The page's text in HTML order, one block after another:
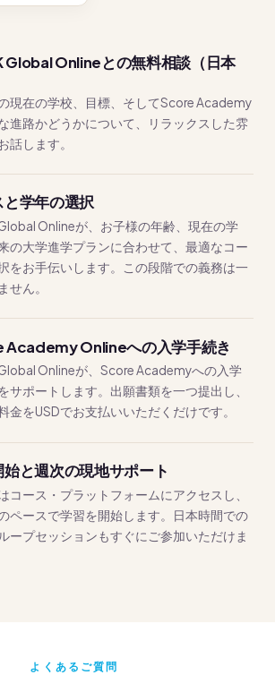
Global Onlineとの無料相談（日本
現在の学校、目標、そしてScore Academy
進路かどうかについて、リラックスした雰
話します。
と学年の選択
Onlineが、お子様の年齢、現在の学
の大学進学プランに合わせて、最適なコー
をお手伝いします。この段階での義務は一
せん。
Academy Onlineへの入学手続き
Onlineが、Score Academyへの入学
サポートします。出願書類を一つ提出し、
金をUSDでお支払いいただくだけです。
始と週次の現地サポート
コース・プラットフォームにアクセスし、
ペースで学習を開始します。日本時間での
ープセッションもすぐにご参加いただけま
よくあるご質問